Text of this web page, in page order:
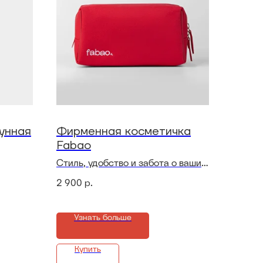
Фирменная косметичка
Fabao
Стиль, удобство и забота о ваших
2 900 р.
Узнать больше
Купить